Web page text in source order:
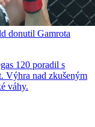
donutil Gamrota
120 poradil s
Výhra nad zkušeným
váhy.